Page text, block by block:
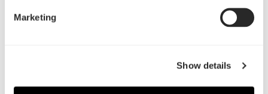
Marketing
Show details
支持Bluetooth 5.3多设备连接，或透过随附的无线接受